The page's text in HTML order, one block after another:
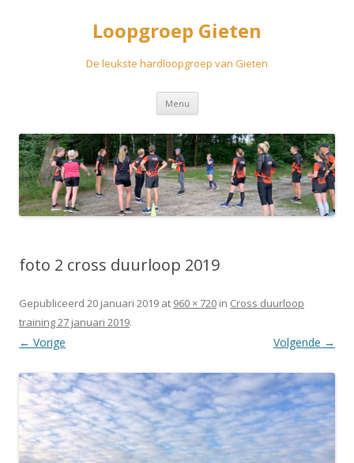
Loopgroep Gieten
De leukste hardloopgroep van Gieten
Menu Spring
inhoud
foto 2 cross duurloop 2019
Gepubliceerd 20 januari 2019 at 960 × 720 in Cross duurloop
training 27 januari 2019.
← Vorige Volgende →